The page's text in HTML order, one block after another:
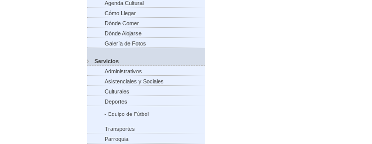
Agenda Cultural
Cómo Llegar
Dónde Comer
Dónde Alojarse
Galería de Fotos
Servicios
Administrativos
Asistenciales y Sociales
Culturales
Deportes
Equipo de Fútbol
Transportes
Parroquia